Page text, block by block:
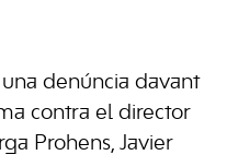
una denúncia davant
contra el director
Prohens, Javier